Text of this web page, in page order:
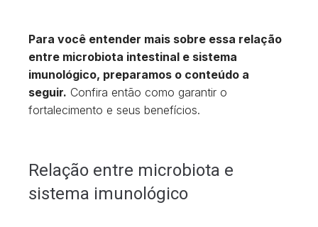
Para você entender mais sobre essa relação
entre microbiota intestinal e sistema
imunológico, preparamos o conteúdo a
seguir. Confira então como garantir o
fortalecimento e seus benefícios.
Relação entre microbiota e
sistema imunológico